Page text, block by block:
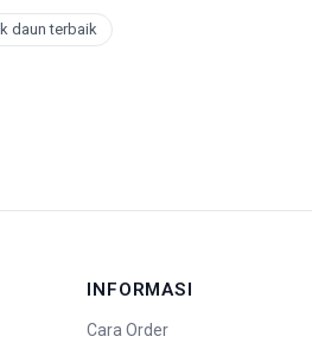
daun terbaik
INFORMASI
Cara Order